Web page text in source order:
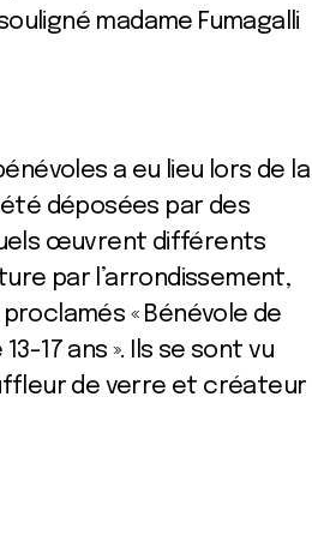
madame Fumagalli
a eu lieu lors de la
déposées par des
œuvrent différents
par l’arrondissement,
« Bénévole de
17 ans ». Ils se sont vu
de verre et créateur